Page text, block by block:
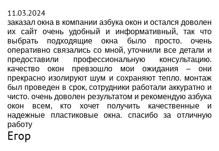
11.03.2024
заказал окна в компании азбука окон и остался доволен
их сайт очень удобный и информативный, так что
выбрать подходящие окна было просто. очень
оперативно связались со мной, уточнили все детали и
предоставили профессиональную консультацию.
качество окон превзошло мои ожидания – они
прекрасно изолируют шум и сохраняют тепло. монтаж
был проведен в срок, сотрудники работали аккуратно и
чисто. очень доволен результатом и рекомендую азбука
окон всем, кто хочет получить качественные и
надежные пластиковые окна. спасибо за отличную
работу
Егор